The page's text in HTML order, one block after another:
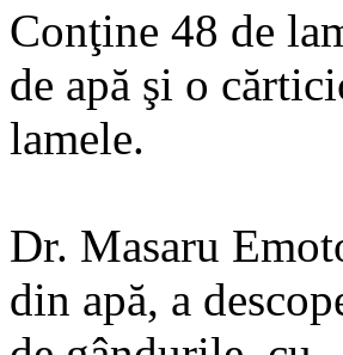
Conţine 48 de
de apă şi o
lamele.
Dr. Masaru
din apă, a